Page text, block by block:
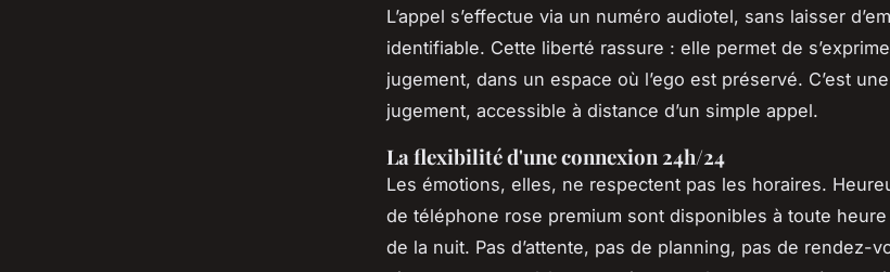
L’appel s’effectue via un numéro audiotel, sans laisser
identifiable. Cette liberté rassure : elle permet de
jugement, dans un espace où l’ego est préservé. C’est
jugement, accessible à distance d’un simple appel.
La flexibilité d'une connexion 24h/24
Les émotions, elles, ne respectent pas les horaires.
de téléphone rose premium sont disponibles à toute heure
de la nuit. Pas d’attente, pas de planning, pas de rendez-